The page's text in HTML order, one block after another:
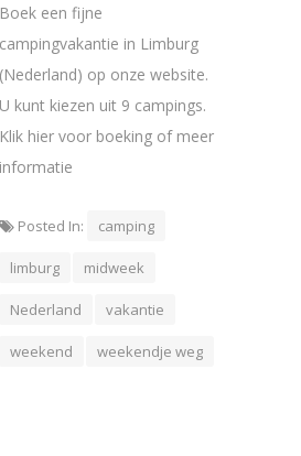
Boek een fijne
campingvakantie in Limburg
(Nederland) op onze website.
U kunt kiezen uit 9 campings.
Klik hier voor boeking of meer
informatie
Posted In: camping
limburg midweek
Nederland vakantie
weekend weekendje weg